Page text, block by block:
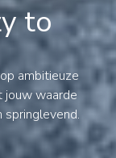
to
ambitieuze
jouw waarde
springlevend.